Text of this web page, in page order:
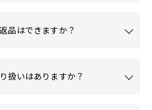
品はできますか？
扱いはありますか？